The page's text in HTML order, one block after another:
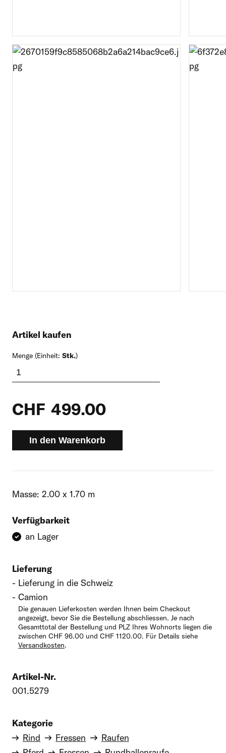
Artikel kaufen
Menge (Einheit: Stk.)
CHF 499.00
In den Warenkorb
Masse: 2.00 x 1.70 m
Verfügbarkeit
an Lager
Lieferung
Lieferung in die Schweiz
Camion
Die genauen Lieferkosten werden Ihnen beim Checkout
angezeigt, bevor Sie die Bestellung abschliessen. Je nach
Gesamttotal der Bestellung und PLZ Ihres Wohnorts liegen die
zwischen CHF 96.00 und CHF 1120.00. Für Details siehe
Versandkosten.
Artikel-Nr.
001.5279
Kategorie
Rind
Fressen
Raufen